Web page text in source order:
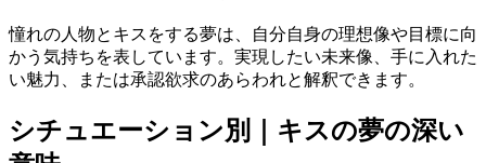
憧れの人物とキスをする夢は、自分自身の理想像や目標に向
かう気持ちを表しています。実現したい未来像、手に入れた
い魅力、または承認欲求のあらわれと解釈できます。
シチュエーション別｜キスの夢の深い